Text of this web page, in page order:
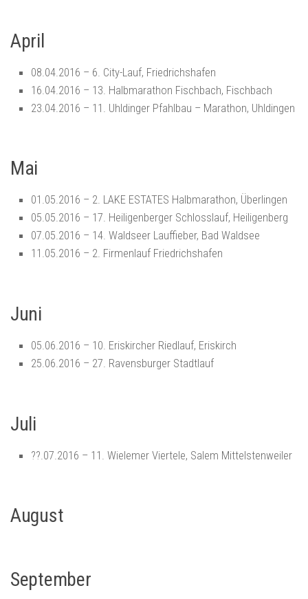
April
08.04.2016 – 6. City-Lauf, Friedrichshafen
16.04.2016 – 13. Halbmarathon Fischbach, Fischbach
23.04.2016 – 11. Uhldinger Pfahlbau – Marathon, Uhldingen
Mai
01.05.2016 – 2. LAKE ESTATES Halbmarathon, Überlingen
05.05.2016 – 17. Heiligenberger Schlosslauf, Heiligenberg
07.05.2016 – 14. Waldseer Lauffieber, Bad Waldsee
11.05.2016 – 2. Firmenlauf Friedrichshafen
Juni
05.06.2016 – 10. Eriskircher Riedlauf, Eriskirch
25.06.2016 – 27. Ravensburger Stadtlauf
Juli
??.07.2016 – 11. Wielemer Viertele, Salem Mittelstenweiler
August
September